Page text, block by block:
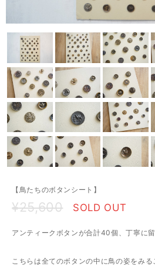
【鳥たちのボタンシート】
¥25,600 SOLD OUT
アンティークボタンが合計40個、丁寧に
こちらは全てのボタンの中に鳥の姿をみる